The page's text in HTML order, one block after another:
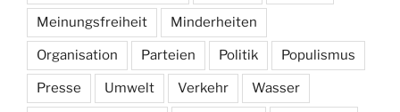
Meinungsfreiheit Minderheiten
Organisation Parteien Politik Populismus
Presse Umwelt Verkehr Wasser